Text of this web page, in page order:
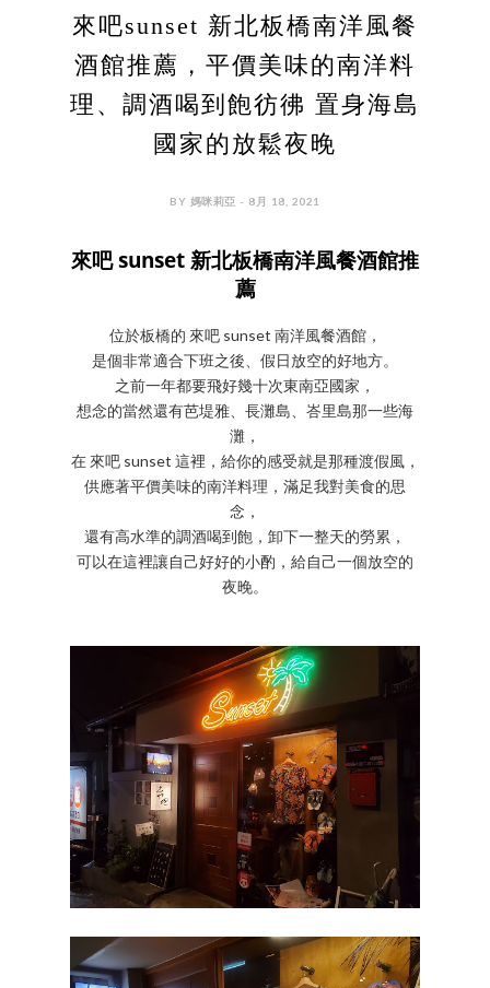
來吧sunset 新北板橋南洋風餐
酒館推薦，平價美味的南洋料
理、調酒喝到飽彷彿 置身海島
國家的放鬆夜晚
BY 媽咪莉亞 - 8月 18, 2021
來吧 sunset 新北板橋南洋風餐酒館推
薦
位於板橋的 來吧 sunset 南洋風餐酒館，
是個非常適合下班之後、假日放空的好地方。
之前一年都要飛好幾十次東南亞國家，
想念的當然還有芭堤雅、長灘島、峇里島那一些海
灘，
在 來吧 sunset 這裡，給你的感受就是那種渡假風，
供應著平價美味的南洋料理，滿足我對美食的思
念，
還有高水準的調酒喝到飽，卸下一整天的勞累，
可以在這裡讓自己好好的小酌，給自己一個放空的
夜晚。